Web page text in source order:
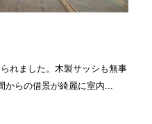
れました。木製サッシも無事
らの借景が綺麗に室内...